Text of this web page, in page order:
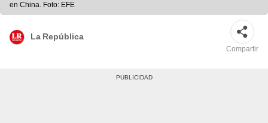
en China. Foto: EFE
La República
Compartir